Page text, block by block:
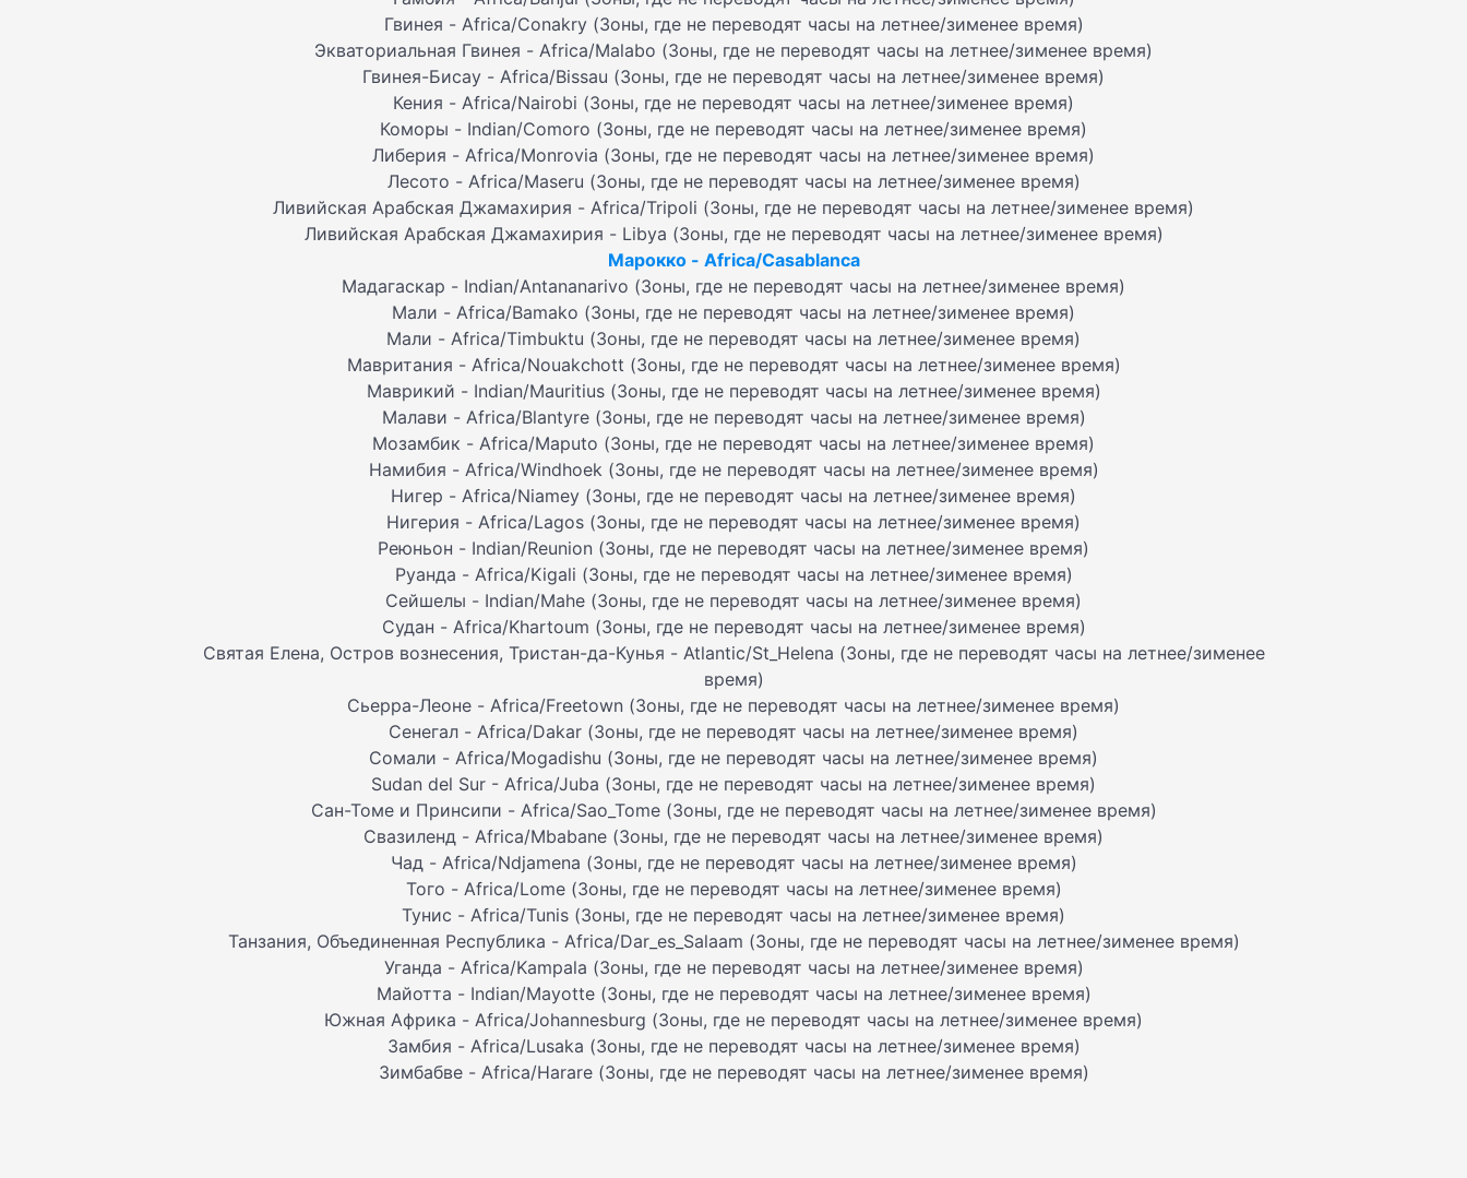
Гвинея - Africa/Conakry (Зоны, где не переводят часы на летнее/зименее время)
Экваториальная Гвинея - Africa/Malabo (Зоны, где не переводят часы на летнее/зименее время)
Гвинея-Бисау - Africa/Bissau (Зоны, где не переводят часы на летнее/зименее время)
Кения - Africa/Nairobi (Зоны, где не переводят часы на летнее/зименее время)
Коморы - Indian/Comoro (Зоны, где не переводят часы на летнее/зименее время)
Либерия - Africa/Monrovia (Зоны, где не переводят часы на летнее/зименее время)
Лесото - Africa/Maseru (Зоны, где не переводят часы на летнее/зименее время)
Ливийская Арабская Джамахирия - Africa/Tripoli (Зоны, где не переводят часы на летнее/зименее время)
Ливийская Арабская Джамахирия - Libya (Зоны, где не переводят часы на летнее/зименее время)
Марокко - Africa/Casablanca
Мадагаскар - Indian/Antananarivo (Зоны, где не переводят часы на летнее/зименее время)
Мали - Africa/Bamako (Зоны, где не переводят часы на летнее/зименее время)
Мали - Africa/Timbuktu (Зоны, где не переводят часы на летнее/зименее время)
Мавритания - Africa/Nouakchott (Зоны, где не переводят часы на летнее/зименее время)
Маврикий - Indian/Mauritius (Зоны, где не переводят часы на летнее/зименее время)
Малави - Africa/Blantyre (Зоны, где не переводят часы на летнее/зименее время)
Мозамбик - Africa/Maputo (Зоны, где не переводят часы на летнее/зименее время)
Намибия - Africa/Windhoek (Зоны, где не переводят часы на летнее/зименее время)
Нигер - Africa/Niamey (Зоны, где не переводят часы на летнее/зименее время)
Нигерия - Africa/Lagos (Зоны, где не переводят часы на летнее/зименее время)
Реюньон - Indian/Reunion (Зоны, где не переводят часы на летнее/зименее время)
Руанда - Africa/Kigali (Зоны, где не переводят часы на летнее/зименее время)
Сейшелы - Indian/Mahe (Зоны, где не переводят часы на летнее/зименее время)
Судан - Africa/Khartoum (Зоны, где не переводят часы на летнее/зименее время)
Святая Елена, Остров вознесения, Тристан-да-Кунья - Atlantic/St_Helena (Зоны, где не переводят часы на летнее/зименее
время)
Сьерра-Леоне - Africa/Freetown (Зоны, где не переводят часы на летнее/зименее время)
Сенегал - Africa/Dakar (Зоны, где не переводят часы на летнее/зименее время)
Сомали - Africa/Mogadishu (Зоны, где не переводят часы на летнее/зименее время)
Sudan del Sur - Africa/Juba (Зоны, где не переводят часы на летнее/зименее время)
Сан-Томе и Принсипи - Africa/Sao_Tome (Зоны, где не переводят часы на летнее/зименее время)
Свазиленд - Africa/Mbabane (Зоны, где не переводят часы на летнее/зименее время)
Чад - Africa/Ndjamena (Зоны, где не переводят часы на летнее/зименее время)
Того - Africa/Lome (Зоны, где не переводят часы на летнее/зименее время)
Тунис - Africa/Tunis (Зоны, где не переводят часы на летнее/зименее время)
Танзания, Объединенная Республика - Africa/Dar_es_Salaam (Зоны, где не переводят часы на летнее/зименее время)
Уганда - Africa/Kampala (Зоны, где не переводят часы на летнее/зименее время)
Майотта - Indian/Mayotte (Зоны, где не переводят часы на летнее/зименее время)
Южная Африка - Africa/Johannesburg (Зоны, где не переводят часы на летнее/зименее время)
Замбия - Africa/Lusaka (Зоны, где не переводят часы на летнее/зименее время)
Зимбабве - Africa/Harare (Зоны, где не переводят часы на летнее/зименее время)